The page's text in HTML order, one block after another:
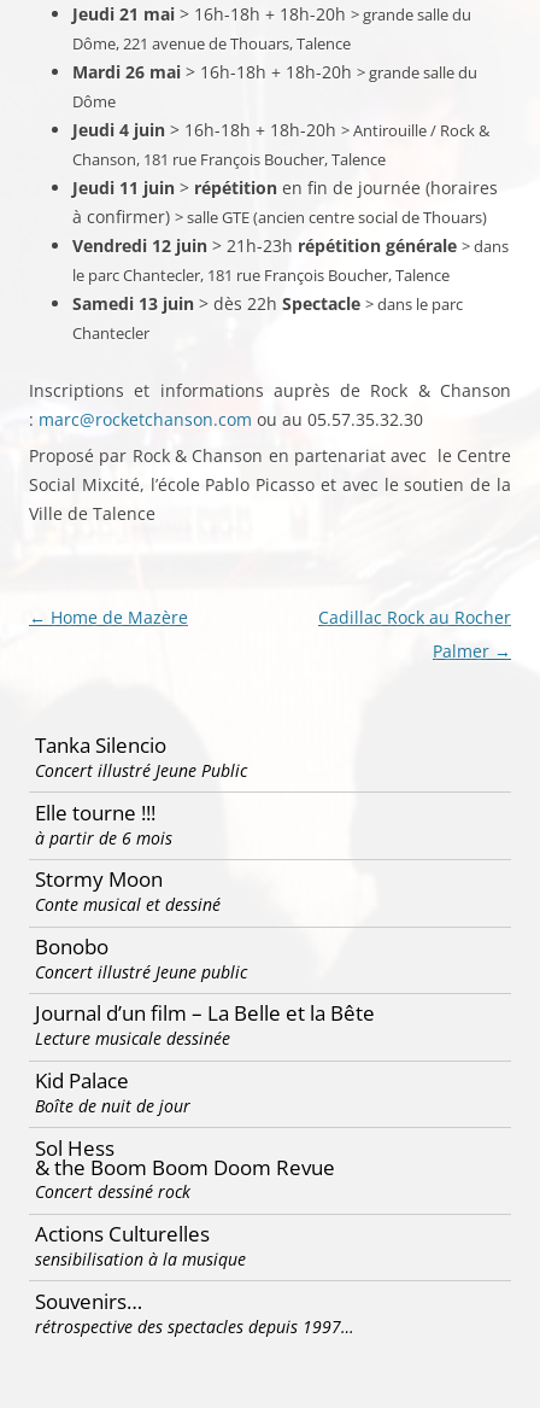
Jeudi 21 mai > 16h-18h + 18h-20h > grande salle du
Dôme, 221 avenue de Thouars, Talence
Mardi 26 mai > 16h-18h + 18h-20h > grande salle du
Dôme
Jeudi 4 juin > 16h-18h + 18h-20h > Antirouille / Rock &
Chanson, 181 rue François Boucher, Talence
Jeudi 11 juin > répétition en fin de journée (horaires
à confirmer) > salle GTE (ancien centre social de Thouars)
Vendredi 12 juin > 21h-23h répétition générale > dans
le parc Chantecler, 181 rue François Boucher, Talence
Samedi 13 juin > dès 22h Spectacle > dans le parc
Chantecler
Inscriptions et informations auprès de Rock & Chanson
: marc@rocketchanson.com ou au 05.57.35.32.30
Proposé par Rock & Chanson en partenariat avec le Centre
Social Mixcité, l’école Pablo Picasso et avec le soutien de la
Ville de Talence
Navigation
← Home de Mazère
Cadillac Rock au Rocher
Palmer →
Tanka Silencio
Concert illustré Jeune Public
Elle tourne !!!
à partir de 6 mois
Stormy Moon
Conte musical et dessiné
Bonobo
Concert illustré Jeune public
Journal d’un film – La Belle et la Bête
Lecture musicale dessinée
Kid Palace
Boîte de nuit de jour
Sol Hess
& the Boom Boom Doom Revue
Concert dessiné rock
Actions Culturelles
sensibilisation à la musique
Souvenirs…
rétrospective des spectacles depuis 1997…